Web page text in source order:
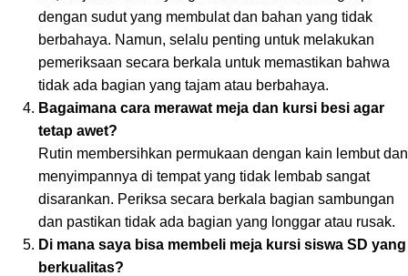
dengan sudut yang membulat dan bahan yang tidak
berbahaya. Namun, selalu penting untuk melakukan
pemeriksaan secara berkala untuk memastikan bahwa
tidak ada bagian yang tajam atau berbahaya.
Bagaimana cara merawat meja dan kursi besi agar
tetap awet?
Rutin membersihkan permukaan dengan kain lembut dan
menyimpannya di tempat yang tidak lembab sangat
disarankan. Periksa secara berkala bagian sambungan
dan pastikan tidak ada bagian yang longgar atau rusak.
Di mana saya bisa membeli meja kursi siswa SD yang
berkualitas?